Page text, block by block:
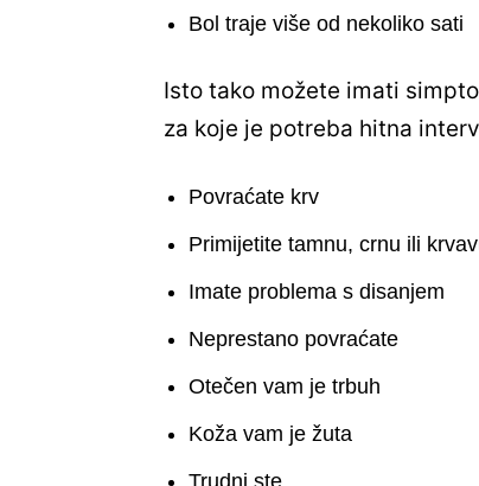
Bol traje više od nekoliko sati
Isto tako možete imati
za koje je potreba hitna
Povraćate krv
Primijetite tamnu, crnu ili
Imate problema s disanjem
Neprestano povraćate
Otečen vam je trbuh
Koža vam je žuta